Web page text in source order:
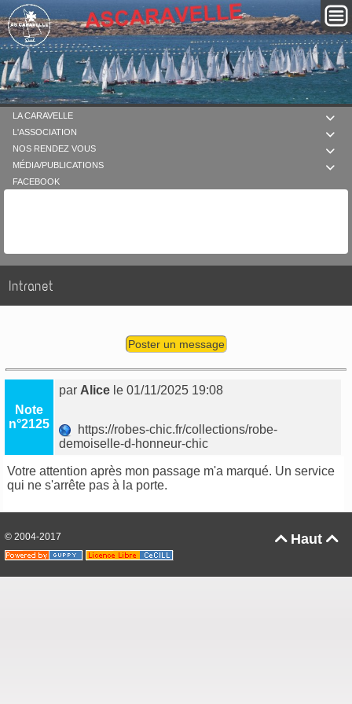

LA CARAVELLE

L'ASSOCIATION

NOS RENDEZ VOUS

MÉDIA/PUBLICATIONS
FACEBOOK
Intranet
Poster un message
Note
n°2125
par Alice le 01/11/2025 19:08
https://robes-chic.fr/collections/robe-
demoiselle-d-honneur-chic
Votre attention après mon passage m'a marqué. Un service
qui ne s'arrête pas à la porte.
Haut 
© 2004-2017